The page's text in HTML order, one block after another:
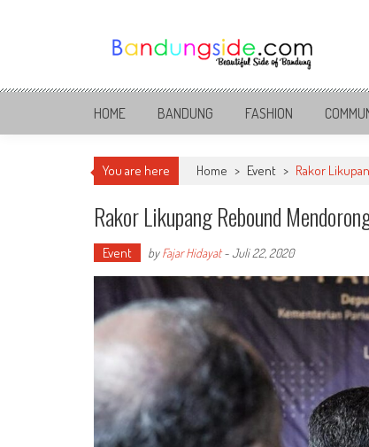
Bandung Side
Sisi Cantik Bandung
HOME BANDUNG FASHION
You are here Home > Event > Rakor
Rakor Likupang Rebound
Event byFajar Hidayat-Juli 22, 2020